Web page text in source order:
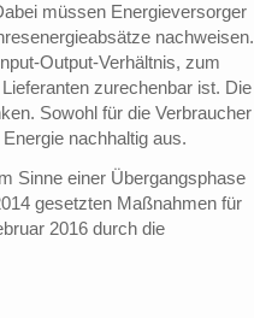
müssen Energieversorger
nachweisen.
Output-Verhältnis, zum
zurechenbar ist. Die
Sowohl für die
nachhaltig aus.
Sinne einer Übergangsphase
gesetzten Maßnahmen für
2016 durch die